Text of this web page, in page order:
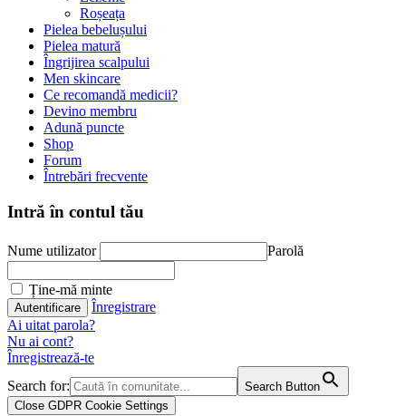
Roșeața
Pielea bebelușului
Pielea matură
Îngrijirea scalpului
Men skincare
Ce recomandă medicii?
Devino membru
Adună puncte
Shop
Forum
Întrebări frecvente
Intră în contul tău
Nume utilizator Parolă
Ține-mă minte
Înregistrare
Ai uitat parola?
Nu ai cont?
Înregistrează-te
Search for:
Search Button
Close GDPR Cookie Settings